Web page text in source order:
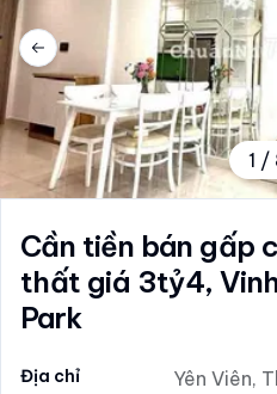
Previous slide
1 /
Cần tiền bán gấp
thất giá 3tỷ4,
Park
Địa chỉ
Yên Viên,